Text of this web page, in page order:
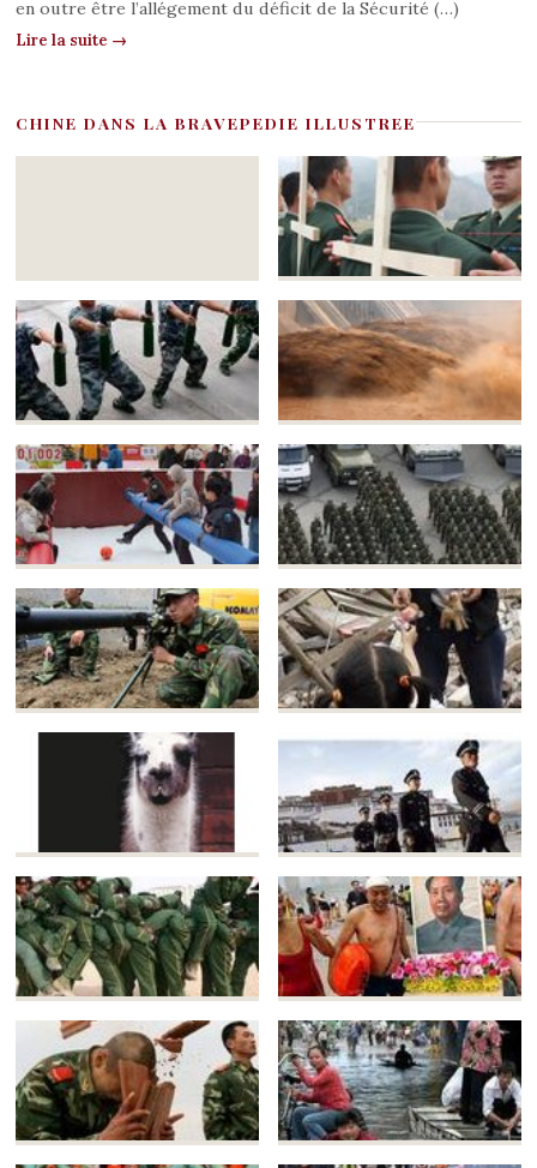
en outre être l’allégement du déficit de la Sécurité (…)
Lire la suite →
CHINE DANS LA BRAVEPEDIE ILLUSTREE